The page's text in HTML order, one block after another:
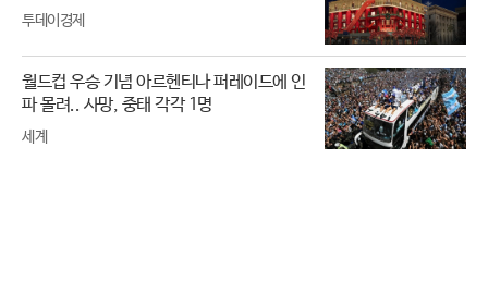
투데이경제
월드컵 우승 기념 아르헨티나 퍼레이드에 인
파 몰려.. 사망, 중태 각각 1명
세계